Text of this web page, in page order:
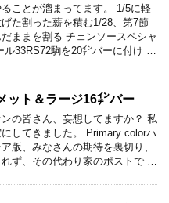
ことが溜まってます。 1/5に軽
た割った薪を積む1/28、第7節
ままを割る チェンソースペシャ
ル33RS72駒を20㌅バーに付け …
ット＆ラージ16㌅バー
の皆さん、妄想してますか？ 私
してきました。 Primary colorハ
版、みなさんの期待を裏切り、
ず、その代わり家のポストで …